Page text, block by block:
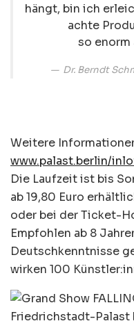
hängt, bin ich
achte
so enorm
Dr. Berndt
Weitere
www.palast.berlin/
Die Laufzeit ist bis
ab 19,80 Euro
oder bei der Ticket-
Empfohlen ab 8
Deutschkenntnisse
wirken 100